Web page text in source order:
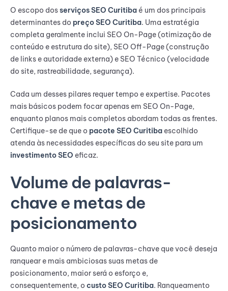
O escopo dosserviços SEO Curitiba é um dos principais
determinantes do preço SEO Curitiba. Uma estratégia
completa geralmente inclui SEO On-Page (otimização de
conteúdo e estrutura do site), SEO Off-Page (construção
de links e autoridade externa) e SEO Técnico (velocidade
do site, rastreabilidade, segurança).
Cada um desses pilares requer tempo e expertise. Pacotes
mais básicos podem focar apenas em SEO On-Page,
enquanto planos mais completos abordam todas as frentes.
Certifique-se de que o pacote SEO Curitiba escolhido
atenda às necessidades específicas do seu site para um
investimento SEO eficaz.
Volume de palavras-
chave e metas de
posicionamento
Quanto maior o número de palavras-chave que você deseja
ranquear e mais ambiciosas suas metas de
posicionamento, maior será o esforço e,
consequentemente, o custo SEO Curitiba. Ranqueamento